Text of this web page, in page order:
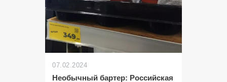
07.02.2024
Необычный бартер: Российская